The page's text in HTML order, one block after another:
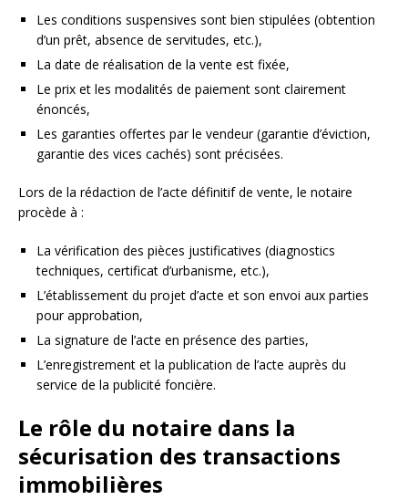
Les conditions suspensives sont bien stipulées (obtention
d’un prêt, absence de servitudes, etc.),
La date de réalisation de la vente est fixée,
Le prix et les modalités de paiement sont clairement
énoncés,
Les garanties offertes par le vendeur (garantie d’éviction,
garantie des vices cachés) sont précisées.
Lors de la rédaction de l’acte définitif de vente, le notaire
procède à :
La vérification des pièces justificatives (diagnostics
techniques, certificat d’urbanisme, etc.),
L’établissement du projet d’acte et son envoi aux parties
pour approbation,
La signature de l’acte en présence des parties,
L’enregistrement et la publication de l’acte auprès du
service de la publicité foncière.
Le rôle du notaire dans la
sécurisation des transactions
immobilières